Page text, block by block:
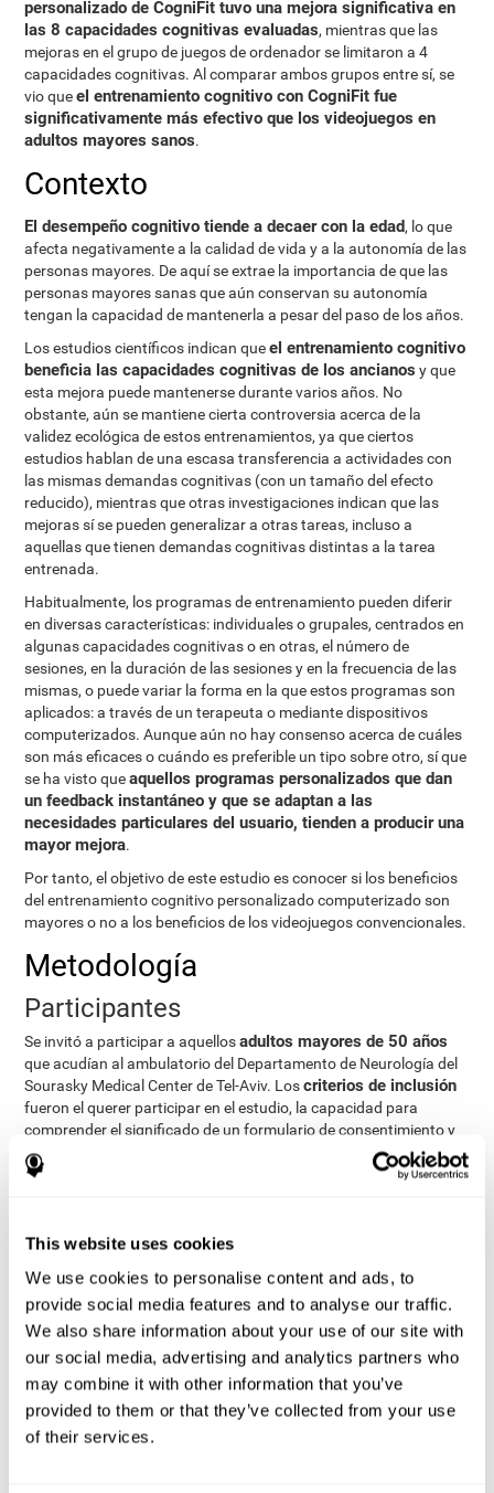
This website uses cookies
We use cookies to personalise content and ads, to
provide social media features and to analyse our traffic.
We also share information about your use of our site with
our social media, advertising and analytics partners who
may combine it with other information that you’ve
provided to them or that they’ve collected from your use
of their services.
personalizado de CogniFit tuvo una mejora significativa en
las 8 capacidades cognitivas evaluadas, mientras que las
mejoras en el grupo de juegos de ordenador se limitaron a 4
capacidades cognitivas. Al comparar ambos grupos entre sí, se
vio queel entrenamiento cognitivo con CogniFit fue
significativamente más efectivo que los videojuegos en
adultos mayores sanos.
Contexto
El desempeño cognitivo tiende a decaer con la edad, lo que
afecta negativamente a la calidad de vida y a la autonomía de las
personas mayores. De aquí se extrae la importancia de que las
personas mayores sanas que aún conservan su autonomía
tengan la capacidad de mantenerla a pesar del paso de los años.
Los estudios científicos indican queel entrenamiento cognitivo
beneficia las capacidades cognitivas de los ancianos y que
esta mejora puede mantenerse durante varios años. No
obstante, aún se mantiene cierta controversia acerca de la
validez ecológica de estos entrenamientos, ya que ciertos
estudios hablan de una escasa transferencia a actividades con
las mismas demandas cognitivas (con un tamaño del efecto
reducido), mientras que otras investigaciones indican que las
mejoras sí se pueden generalizar a otras tareas, incluso a
aquellas que tienen demandas cognitivas distintas a la tarea
entrenada.
Habitualmente, los programas de entrenamiento pueden diferir
en diversas características: individuales o grupales, centrados en
algunas capacidades cognitivas o en otras, el número de
sesiones, en la duración de las sesiones y en la frecuencia de las
mismas, o puede variar la forma en la que estos programas son
aplicados: a través de un terapeuta o mediante dispositivos
computerizados. Aunque aún no hay consenso acerca de cuáles
son más eficaces o cuándo es preferible un tipo sobre otro, sí que
se ha visto queaquellos programas personalizados que dan
un feedback instantáneo y que se adaptan a las
necesidades particulares del usuario, tienden a producir una
mayor mejora.
Por tanto, el objetivo de este estudio es conocer si los beneficios
del entrenamiento cognitivo personalizado computerizado son
mayores o no a los beneficios de los videojuegos convencionales.
Metodología
Participantes
Se invitó a participar a aquellosadultos mayores de 50 años
que acudían al ambulatorio del Departamento de Neurología del
Sourasky Medical Center de Tel-Aviv. Loscriterios de inclusión
fueron el querer participar en el estudio, la capacidad para
comprender el significado de un formulario de consentimiento y
la posibilidad de entrenar en un ordenador en casa. Loscriterios
de exclusión
fueron el tener una puntuación menor a 25 en el
mayor, cualquier trastorno psiquiátrico que requiriese medicación
obstante, hubo una serie de participantes que decidieron no
realizar el entrenamiento, por lo que se les excluyó del estudio.
Procedimiento
diseño de intervención aleatorizado de doble
ciego. Los participantes fueron divididos entre el grupo de
entrenamiento cognitivoy elgrupo de juegos de ordenador,
pero ni los investigadores ni los participantes sabían a cuál